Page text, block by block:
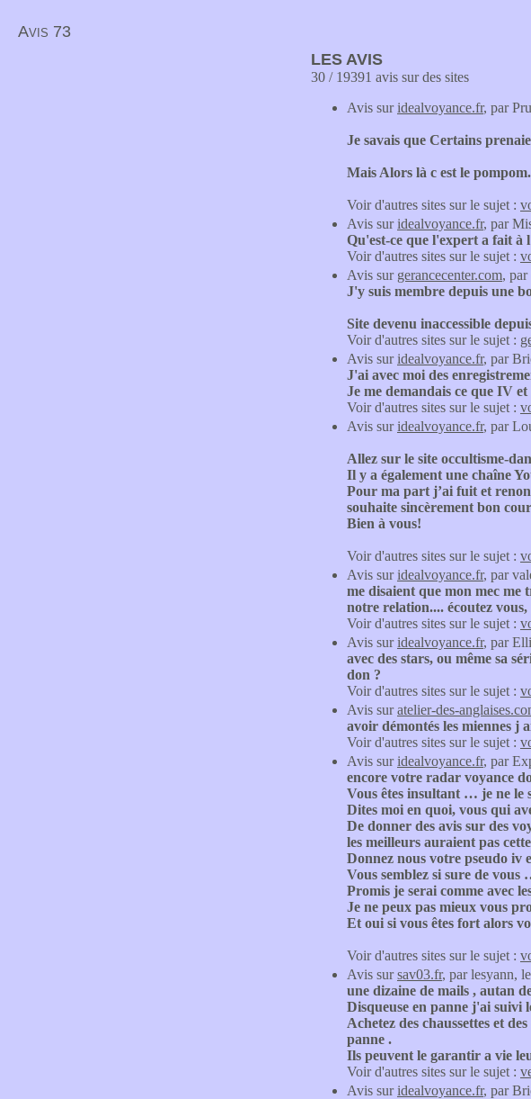
Avis 73
LES AVIS
30 / 19391 avis sur des sites
Avis suridealvoyance.fr, par
Je savais que Certains
Mais Alors là c est le pompom.
Voir d'autres sites sur le sujet :
Avis suridealvoyance.fr, par
Qu'est-ce que l'expert a fait à
Voir d'autres sites sur le sujet :
Avis sur gerancecenter.com,
J'y suis membre depuis une
Site devenu inaccessible
Voir d'autres sites sur le sujet :
Avis suridealvoyance.fr, par
J'ai avec moi des
Je me demandais ce que IV
Voir d'autres sites sur le sujet :
Avis suridealvoyance.fr, par
Allez sur le site occultisme-
Il y a également une chaîne
Pour ma part j’ai fuit et
souhaite sincèrement bon
Bien à vous!
Voir d'autres sites sur le sujet :
Avis suridealvoyance.fr, par
me disaient que mon mec
notre relation.... écoutez
Voir d'autres sites sur le sujet :
Avis suridealvoyance.fr, par
avec des stars, ou même sa
don ?
Voir d'autres sites sur le sujet :
Avis suratelier-des-
avoir démontés les miennes j
Voir d'autres sites sur le sujet :
Avis suridealvoyance.fr, par
encore votre radar voyance
Vous êtes insultant … je ne le
Dites moi en quoi, vous qui
De donner des avis sur des
les meilleurs auraient pas
Donnez nous votre pseudo iv
Vous semblez si sure de
Promis je serai comme avec
Je ne peux pas mieux vous
Et oui si vous êtes fort alors
Voir d'autres sites sur le sujet :
Avis sursav03.fr, par lesyann,
une dizaine de mails , autan
Disqueuse en panne j'ai suivi
Achetez des chaussettes et
panne .
Ils peuvent le garantir a vie
Voir d'autres sites sur le sujet :
Avis suridealvoyance.fr, par